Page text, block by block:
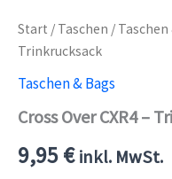
Start / Taschen / Taschen
Trinkrucksack
Taschen & Bags
Cross Over CXR4 –
9,95€ inkl. MwSt.